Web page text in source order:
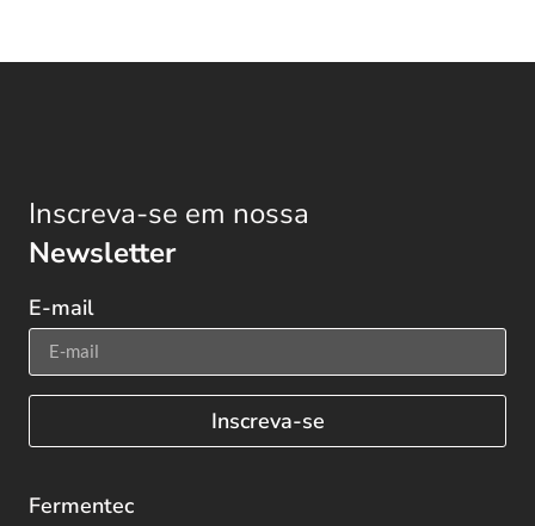
Inscreva-se em nossa
Newsletter
E-mail
Inscreva-se
Fermentec